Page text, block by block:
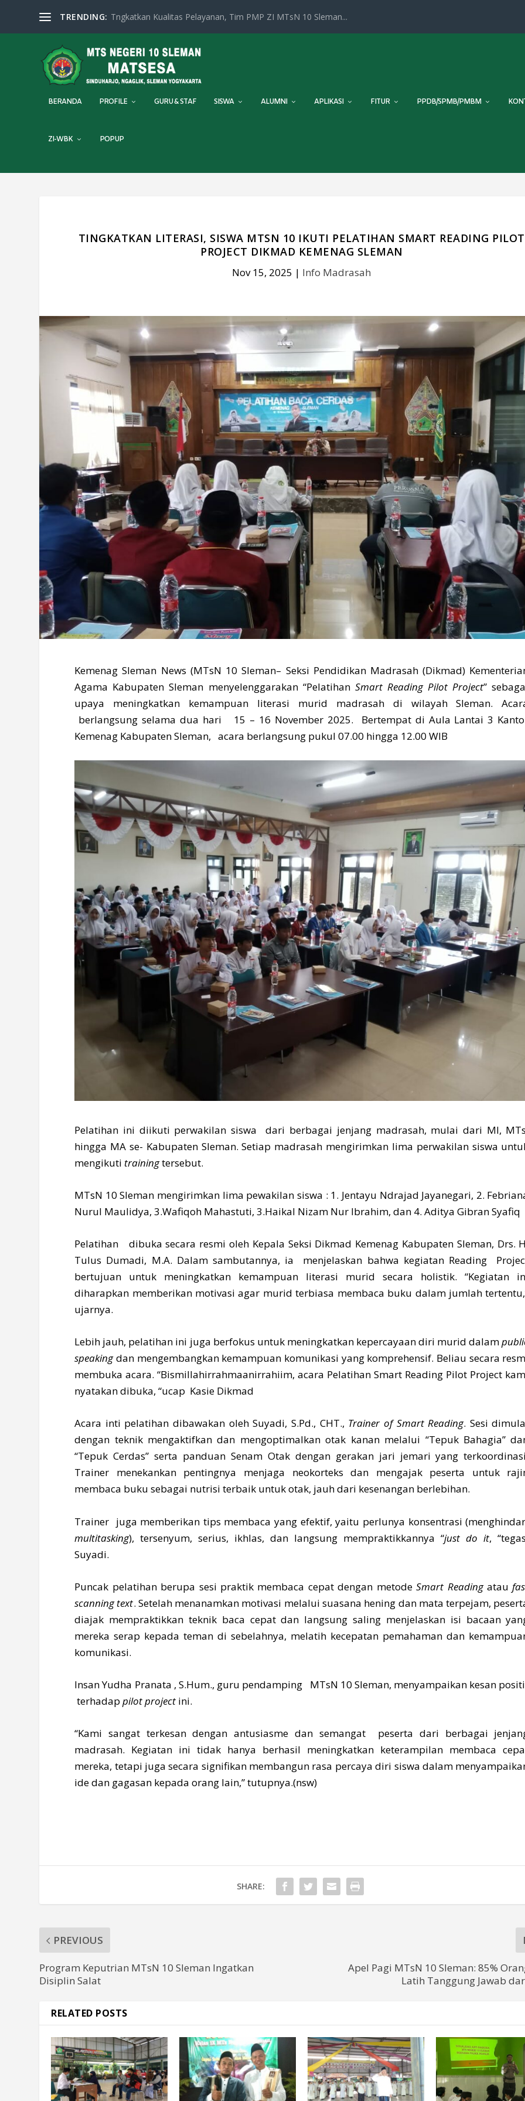
TRENDING: Tngkatkan Kualitas Pelayanan, Tim PMP ZI MTsN 10 Sleman...
BERANDA PROFILE GURU & STAF SISWA ALUMNI APLIKASI FITUR PPDB/SPMB/PMBM
ZI-WBK POPUP
TINGKATKAN LITERASI, SISWA MTSN 10 IKUTI PELATIHAN SMART READING PILOT
PROJECT DIKMAD KEMENAG SLEMAN
Nov 15, 2025 | Info Madrasah
Kemenag Sleman News (MTsN 10 Sleman– Seksi Pendidikan Madrasah (Dikmad)
Agama Kabupaten Sleman menyelenggarakan “Pelatihan Smart Reading Pilot Project”
upaya meningkatkan kemampuan literasi murid madrasah di wilayah Sleman.
berlangsung selama dua hari 15 – 16 November 2025. Bertempat di Aula Lantai 3
Kemenag Kabupaten Sleman, acara berlangsung pukul 07.00 hingga 12.00 WIB
Pelatihan ini diikuti perwakilan siswa dari berbagai jenjang madrasah, mulai dari MI,
hingga MA se- Kabupaten Sleman. Setiap madrasah mengirimkan lima perwakilan siswa
mengikuti trainingtersebut.
MTsN 10 Sleman mengirimkan lima pewakilan siswa : 1. Jentayu Ndrajad Jayanegari, 2.
Nurul Maulidya, 3.Wafiqoh Mahastuti, 3.Haikal Nizam Nur Ibrahim, dan 4. Aditya Gibran Syafiq
Pelatihan dibuka secara resmi oleh Kepala Seksi Dikmad Kemenag Kabupaten Sleman, Drs.
Tulus Dumadi, M.A. Dalam sambutannya, ia menjelaskan bahwa kegiatan Reading
bertujuan untuk meningkatkan kemampuan literasi murid secara holistik. “Kegiatan
diharapkan memberikan motivasi agar murid terbiasa membaca buku dalam jumlah
ujarnya.
Lebih jauh, pelatihan ini juga berfokus untuk meningkatkan kepercayaan diri murid dalam
speakingdan mengembangkan kemampuan komunikasi yang komprehensif. Beliau secara
membuka acara. “Bismillahirrahmaanirrahiim, acara Pelatihan Smart Reading Pilot Project
nyatakan dibuka, “ucap Kasie Dikmad
Acara inti pelatihan dibawakan oleh Suyadi, S.Pd., CHT., Trainer of Smart Reading. Sesi
dengan teknik mengaktifkan dan mengoptimalkan otak kanan melalui “Tepuk Bahagia”
“Tepuk Cerdas” serta panduan Senam Otak dengan gerakan jari jemari yang
Trainer menekankan pentingnya menjaga neokorteks dan mengajak peserta untuk
membaca buku sebagai nutrisi terbaik untuk otak, jauh dari kesenangan berlebihan.
Trainer juga memberikan tips membaca yang efektif, yaitu perlunya konsentrasi
multitasking), tersenyum, serius, ikhlas, dan langsung mempraktikkannya “just do it, “tegas
Suyadi.
Puncak pelatihan berupa sesi praktik membaca cepat dengan metodeSmart Readingatau
scanning text. Setelah menanamkan motivasi melalui suasana hening dan mata terpejam,
diajak mempraktikkan teknik baca cepat dan langsung saling menjelaskan isi bacaan
mereka serap kepada teman di sebelahnya, melatih kecepatan pemahaman dan
komunikasi.
Insan Yudha Pranata , S.Hum., guru pendamping MTsN 10 Sleman, menyampaikan kesan
terhadappilot project ini.
“Kami sangat terkesan dengan antusiasme dan semangat peserta dari berbagai
madrasah. Kegiatan ini tidak hanya berhasil meningkatkan keterampilan membaca
mereka, tetapi juga secara signifikan membangun rasa percaya diri siswa dalam
ide dan gagasan kepada orang lain,” tutupnya.(nsw)
SHARE:
PREVIOUS
Program Keputrian MTsN 10 Sleman Ingatkan
Disiplin Salat
Apel Pagi MTsN 10 Sleman: 85%
Latih Tanggung Jawab
RELATED POSTS